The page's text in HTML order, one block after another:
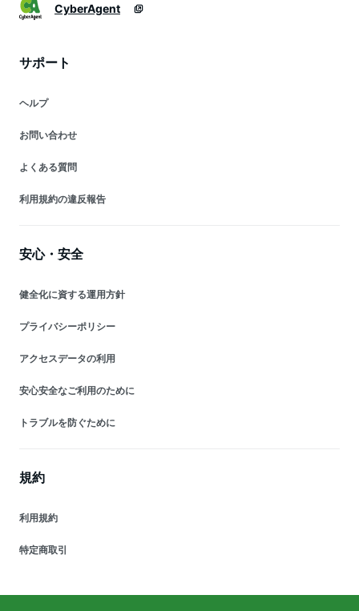
CyberAgent
サポート
ヘルプ
お問い合わせ
よくある質問
利用規約の違反報告
安心・安全
健全化に資する運用方針
プライバシーポリシー
アクセスデータの利用
安心安全なご利用のために
トラブルを防ぐために
規約
利用規約
特定商取引